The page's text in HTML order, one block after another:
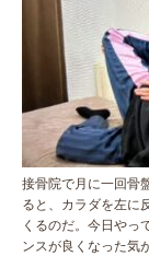
接骨院で月に一回骨
ると、カラダを左に
くるのだ。今日やっ
ンスが良くなった気